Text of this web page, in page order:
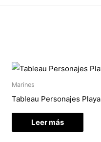
Marines
Tableau Personajes Playa
Leer más